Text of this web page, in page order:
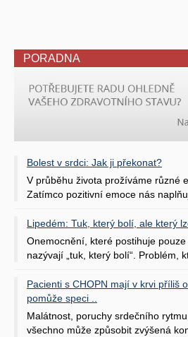
PORADNA
Bolest v srdci: Jak ji překonat?
V průběhu života prožíváme různé
Zatímco pozitivní emoce nás
Lipedém: Tuk, který bolí, ale který
Onemocnění, které postihuje
nazývají „tuk, který bolí“. Problém,
Pacienti s CHOPN mají v krvi příliš
pomůže speci ..
Malátnost, poruchy srdečního
všechno může způsobit zvýšená